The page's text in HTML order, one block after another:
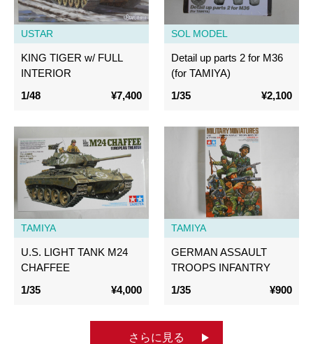
USTAR
KING TIGER w/ FULL
INTERIOR
1/48
¥7,400
SOL MODEL
Detail up parts 2 for M36
(for TAMIYA)
1/35
¥2,100
TAMIYA
U.S. LIGHT TANK M24
CHAFFEE
1/35
¥4,000
TAMIYA
GERMAN ASSAULT
TROOPS INFANTRY
1/35
¥900
さらに見る